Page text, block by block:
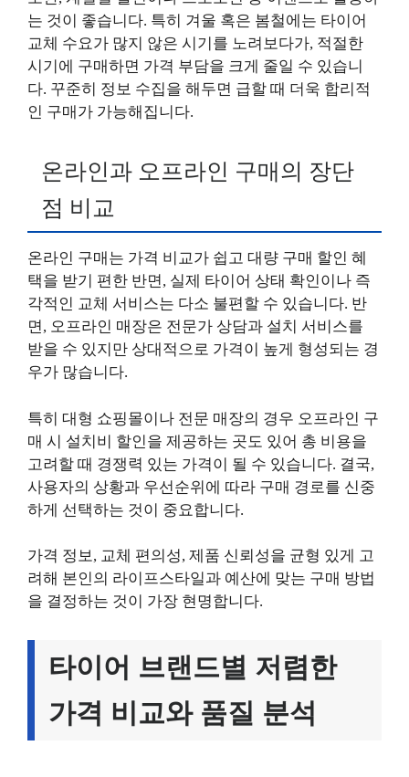
는 것이 좋습니다. 특히 겨울 혹은 봄철에는 타이어
교체 수요가 많지 않은 시기를 노려보다가, 적절한
시기에 구매하면 가격 부담을 크게 줄일 수 있습니
다. 꾸준히 정보 수집을 해두면 급할 때 더욱 합리적
인 구매가 가능해집니다.
온라인과 오프라인 구매의 장단
점 비교
온라인 구매는 가격 비교가 쉽고 대량 구매 할인 혜
택을 받기 편한 반면, 실제 타이어 상태 확인이나 즉
각적인 교체 서비스는 다소 불편할 수 있습니다. 반
면, 오프라인 매장은 전문가 상담과 설치 서비스를
받을 수 있지만 상대적으로 가격이 높게 형성되는 경
우가 많습니다.
특히 대형 쇼핑몰이나 전문 매장의 경우 오프라인 구
매 시 설치비 할인을 제공하는 곳도 있어 총 비용을
고려할 때 경쟁력 있는 가격이 될 수 있습니다. 결국,
사용자의 상황과 우선순위에 따라 구매 경로를 신중
하게 선택하는 것이 중요합니다.
가격 정보, 교체 편의성, 제품 신뢰성을 균형 있게 고
려해 본인의 라이프스타일과 예산에 맞는 구매 방법
을 결정하는 것이 가장 현명합니다.
타이어 브랜드별 저렴한
가격 비교와 품질 분석